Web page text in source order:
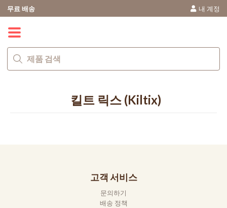
내 계정
무료 배송
킬트 릭스 (Kiltix)
고객 서비스
문의하기
배송 정책